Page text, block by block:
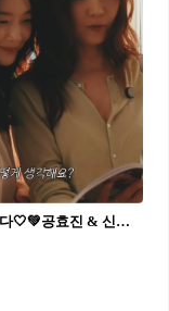
이 둘은 영화다🤍💚공효진 & 신민아